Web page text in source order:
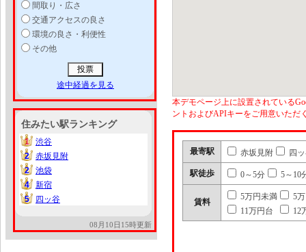
間取り・広さ
交通アクセスの良さ
環境の良さ・利便性
その他
途中経過を見る
住みたい駅ランキング
1
1
渋谷
2
2
赤坂見附
2
2
池袋
4
4
新宿
5
5 四ッ谷
08月10日15時更新
本デモページ上に設置されている
ントおよびAPIキーをご用意いただ
最寄駅 赤坂見附 四
駅徒歩 0～5分 5～10
賃料
5万円未満
5
11万円台
12